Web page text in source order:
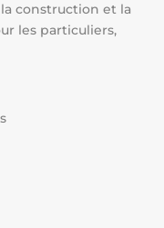
construction et la
les particuliers,